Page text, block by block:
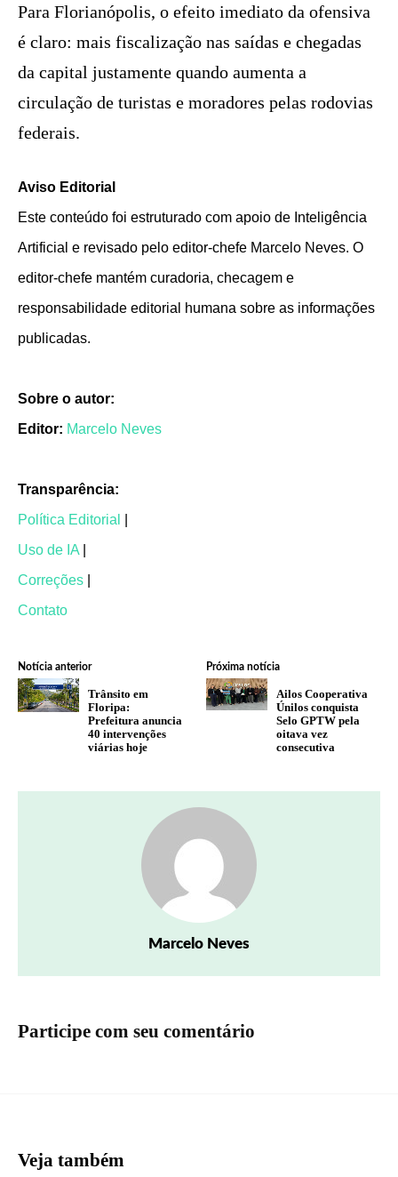
Para Florianópolis, o efeito imediato da ofensiva
é claro: mais fiscalização nas saídas e chegadas
da capital justamente quando aumenta a
circulação de turistas e moradores pelas rodovias
federais.
Aviso Editorial
Este conteúdo foi estruturado com apoio de Inteligência
Artificial e revisado pelo editor-chefe Marcelo Neves. O
editor-chefe mantém curadoria, checagem e
responsabilidade editorial humana sobre as informações
publicadas.
Sobre o autor:
Editor: Marcelo Neves
Transparência:
Política Editorial
Uso de IA
Correções
Contato
Notícia anterior
Trânsito em
Floripa:
Prefeitura anuncia
40 intervenções
viárias hoje
Próxima notícia
Ailos Cooperativa
Únilos conquista
Selo GPTW pela
oitava vez
consecutiva
Marcelo Neves
Participe com seu comentário
Veja também